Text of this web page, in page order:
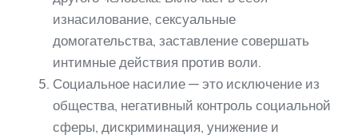
изнасилование, сексуальные
домогательства, заставление совершать
интимные действия против воли.
Социальное насилие — это исключение из
общества, негативный контроль социальной
сферы, дискриминация, унижение и